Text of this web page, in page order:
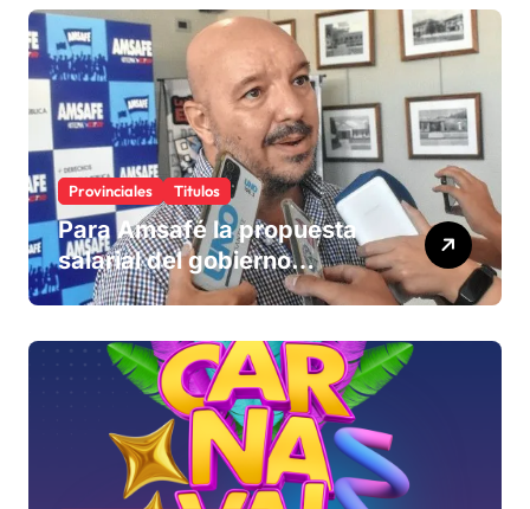
Provinciales Titulos
Para Amsafé la propuesta
salarial del gobierno
«queda corta» y el viernes
rechaza